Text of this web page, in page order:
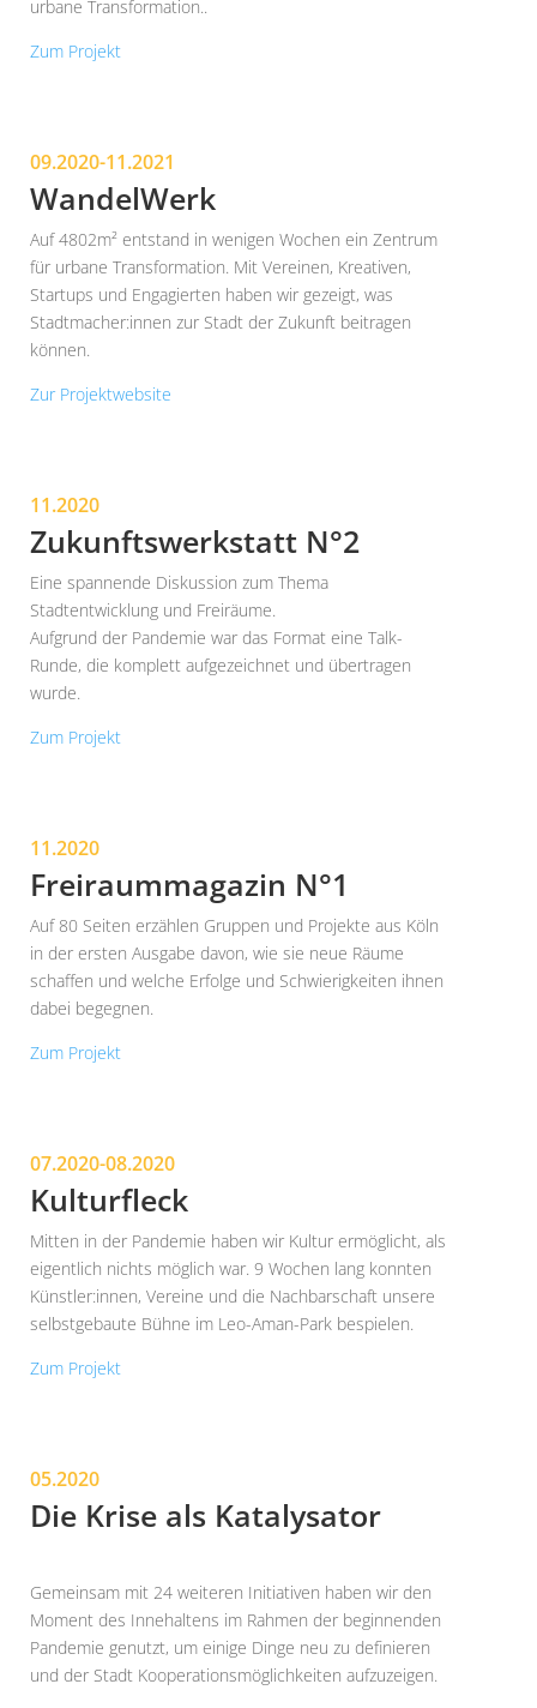
urbane Transformation..
Zum Projekt
09.2020-11.2021
WandelWerk
Auf 4802m² entstand in wenigen Wochen ein Zentrum
für urbane Transformation. Mit Vereinen, Kreativen,
Startups und Engagierten haben wir gezeigt, was
Stadtmacher:innen zur Stadt der Zukunft beitragen
können.
Zur Projektwebsite
11.2020
Zukunftswerkstatt N°2
Eine spannende Diskussion zum Thema
Stadtentwicklung und Freiräume.
Aufgrund der Pandemie war das Format eine Talk-
Runde, die komplett aufgezeichnet und übertragen
wurde.
Zum Projekt
11.2020
Freiraummagazin N°1
Auf 80 Seiten erzählen Gruppen und Projekte aus Köln
in der ersten Ausgabe davon, wie sie neue Räume
schaffen und welche Erfolge und Schwierigkeiten ihnen
dabei begegnen.
Zum Projekt
07.2020-08.2020
Kulturfleck
Mitten in der Pandemie haben wir Kultur ermöglicht, als
eigentlich nichts möglich war. 9 Wochen lang konnten
Künstler:innen, Vereine und die Nachbarschaft unsere
selbstgebaute Bühne im Leo-Aman-Park bespielen.
Zum Projekt
05.2020
Die Krise als Katalysator
Gemeinsam mit 24 weiteren Initiativen haben wir den
Moment des Innehaltens im Rahmen der beginnenden
Pandemie genutzt, um einige Dinge neu zu definieren
und der Stadt Kooperationsmöglichkeiten aufzuzeigen.